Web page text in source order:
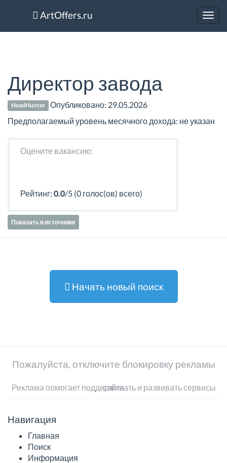
ArtOffers.ru
Директор завода
HeadHunter Опубликовано: 29.05.2026
Предполагаемый уровень месячного дохода: не указан
Оцените вакансию:
Рейтинг: 0.0/5 (0 голос(ов) всего)
Показать в источнике
Начать новый поиск
Пожалуйста, отключите блокировку рекламы
Реклама помогает поддерживать и развивать сервисы сайта
Навигация
Главная
Поиск
Информация